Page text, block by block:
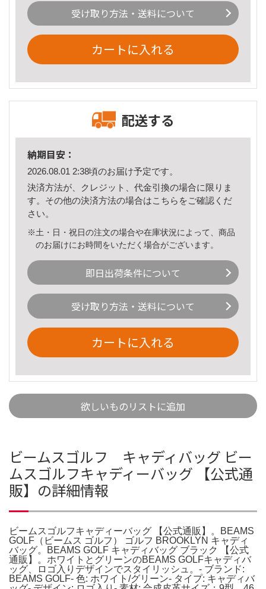
受け取り方法・送料について
カートに入れる
配送する
納期目安：
2026.08.01 2:38頃のお届け予定です。
決済方法が、クレジット、代金引換の場合に限りま
す。その他の決済方法の場合はこちら をご確認くだ
さい。
※土・日・祝日の注文の場合や在庫状況によって、商品
のお届けにお時間をいただく場合がございます。
即日出荷条件について
受け取り方法・送料について
カートに入れる
欲しいものリストに追加
ビームスゴルフ キャディバッグ ビー
ムスゴルフキャディーバッグ 【公式通
販】の詳細情報
ビームスゴルフキャディーバッグ 【公式通販】。BEAMS
GOLF（ビームス ゴルフ） ゴルフ BROOKLYN キャディ
バッグ。BEAMS GOLF キャディバッグ ブラック 【公式
通販】。ホワイトとグリーンのBEAMS GOLFキャディバ
ッグ、ロゴ入りデザインでスタイリッシュ。- ブランド:
BEAMS GOLF- 色: ホワイト/グリーン- タイプ: キャディバ